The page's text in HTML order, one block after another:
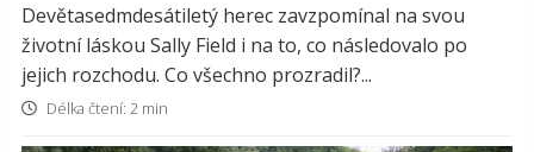
Devětasedmdesátiletý herec zavzpomínal na svou
životní láskou Sally Field i na to, co následovalo po
jejich rozchodu. Co všechno prozradil?...
Délka čtení: 2 min